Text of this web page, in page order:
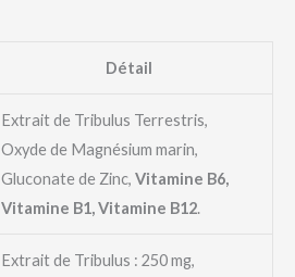
Détail
Extrait de Tribulus Terrestris,
Oxyde de Magnésium marin,
Gluconate de Zinc, Vitamine B6,
Vitamine B1, Vitamine B12.
Extrait de Tribulus : 250 mg,